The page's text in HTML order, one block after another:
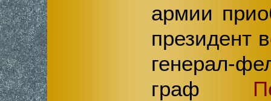
армии
президент
генерал-
граф